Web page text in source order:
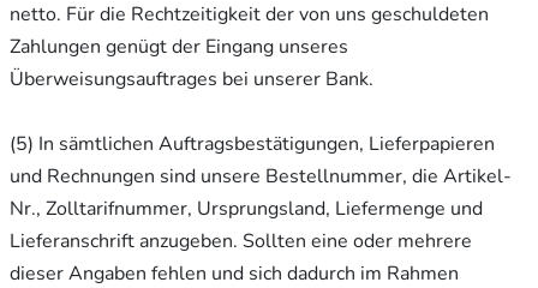
netto. Für die Rechtzeitigkeit der von uns geschuldeten
Zahlungen genügt der Eingang unseres
Überweisungsauftrages bei unserer Bank.
(5) In sämtlichen Auftragsbestätigungen, Lieferpapieren
und Rechnungen sind unsere Bestellnummer, die Artikel-
Nr., Zolltarifnummer, Ursprungsland, Liefermenge und
Lieferanschrift anzugeben. Sollten eine oder mehrere
dieser Angaben fehlen und sich dadurch im Rahmen